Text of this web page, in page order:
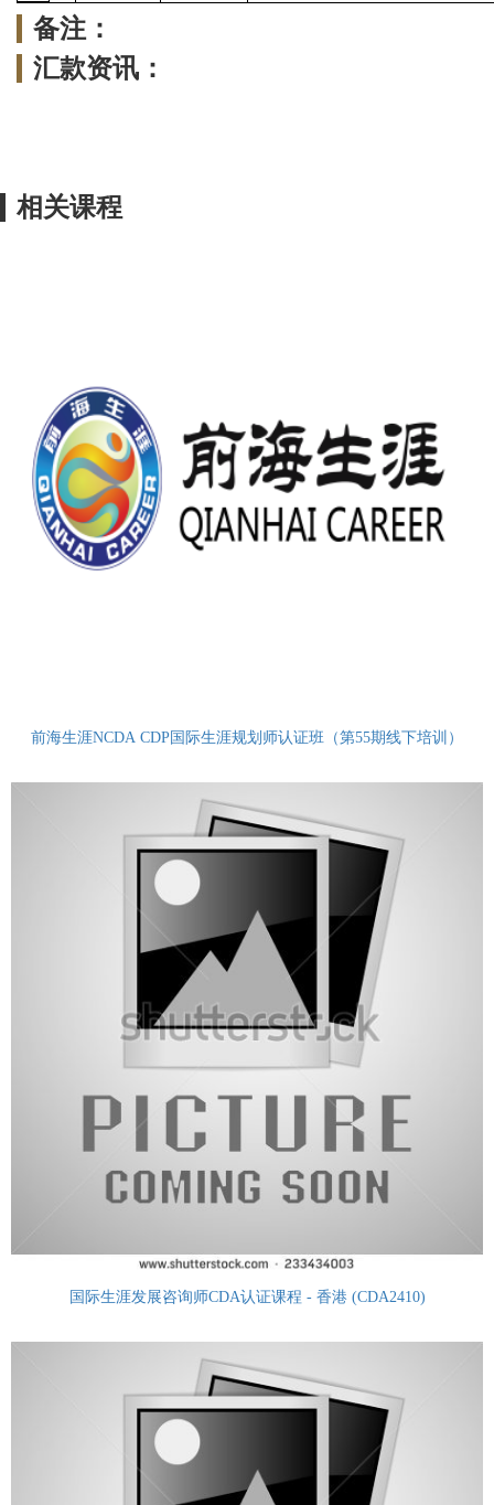
备注：
汇款资讯：
相关课程
前海生涯NCDA CDP国际生涯规划师认证班（第55期线下培训）
国际生涯发展咨询师CDA认证课程 - 香港 (CDA2410)